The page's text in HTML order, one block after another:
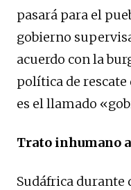
pasará para el
gobierno
acuerdo con la
política de rescate
es el llamado
Trato inhumano
Sudáfrica durante